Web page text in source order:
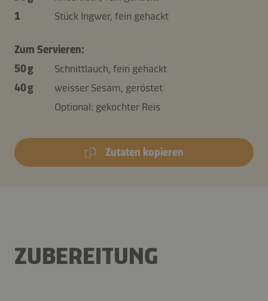
1
Stück Ingwer, fein gehackt
Zum Servieren:
50 g
Schnittlauch, fein gehackt
40 g
weisser Sesam, geröstet
Optional: gekochter Reis
Zutaten kopieren
ZUBEREITUNG